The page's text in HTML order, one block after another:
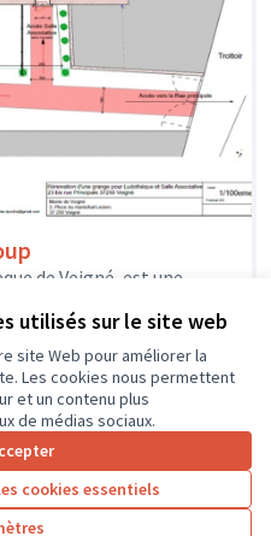
utilisés sur le site web
site Web pour améliorer la
Les cookies nous permettent
et un contenu plus
de médias sociaux.
cookies essentiels
de Veigné, est une
Veigné
page : 50
4